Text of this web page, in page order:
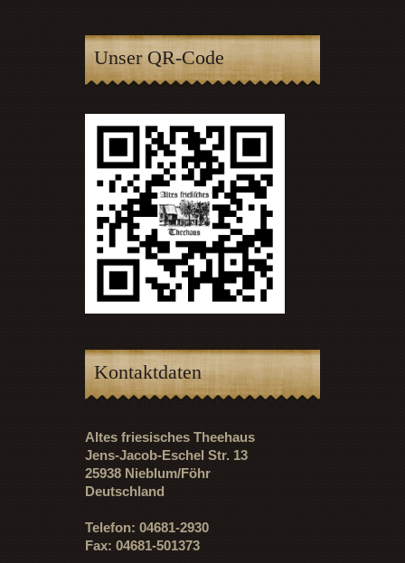
Unser QR-Code
Kontaktdaten
Altes friesisches Theehaus
Jens-Jacob-Eschel Str. 13
25938 Nieblum/Föhr
Deutschland
Telefon: 04681-2930
Fax: 04681-501373